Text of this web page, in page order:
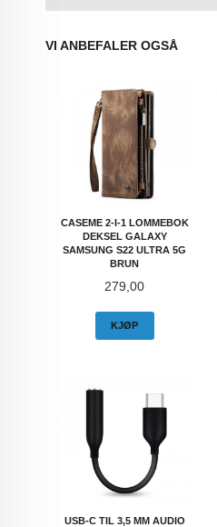
VI ANBEFALER OGSÅ
CASEME 2-I-1 LOMMEBOK
DEKSEL GALAXY
SAMSUNG S22 ULTRA 5G
BRUN
Pris
279,00
KJØP
USB-C TIL 3,5 MM AUDIO